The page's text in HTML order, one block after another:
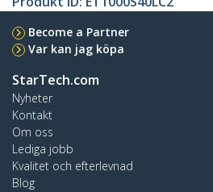
Become a Partner
Var kan jag köpa
StarTech.com
Nyheter
Kontakt
Om oss
Lediga jobb
Kvalitet och efterlevnad
Blog